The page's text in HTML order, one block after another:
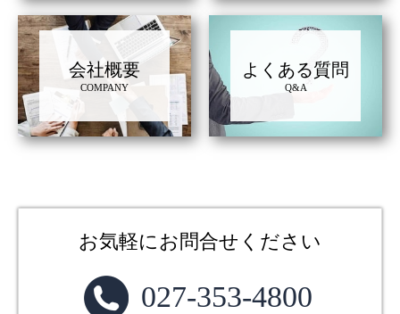
会社概要
COMPANY
よくある質問
Q&A
お気軽にお問合せください
027-353-4800